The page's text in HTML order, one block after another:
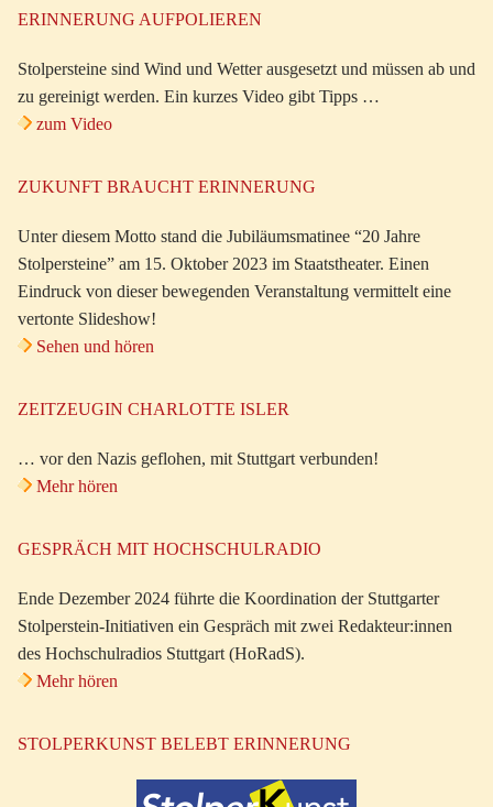
ERINNERUNG AUFPOLIEREN
Stolpersteine sind Wind und Wetter ausgesetzt und müssen ab und
zu gereinigt werden. Ein kurzes Video gibt Tipps …
zum Video
ZUKUNFT BRAUCHT ERINNERUNG
Unter diesem Motto stand die Jubiläumsmatinee “20 Jahre
Stolpersteine” am 15. Oktober 2023 im Staatstheater. Einen
Eindruck von dieser bewegenden Veranstaltung vermittelt eine
vertonte Slideshow!
Sehen und hören
ZEITZEUGIN CHARLOTTE ISLER
… vor den Nazis geflohen, mit Stuttgart verbunden!
Mehr hören
GESPRÄCH MIT HOCHSCHULRADIO
Ende Dezember 2024 führte die Koordination der Stuttgarter
Stolperstein-Initiativen ein Gespräch mit zwei Redakteur:innen
des Hochschulradios Stuttgart (HoRadS).
Mehr hören
STOLPERKUNST BELEBT ERINNERUNG